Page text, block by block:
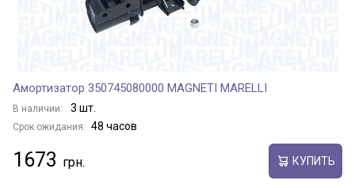
Амортизатор 350745080000 MAGNETI MARELLI
В наличии: 3 шт.
Срок ожидания: 48 часов
1673 КУПИТЬ